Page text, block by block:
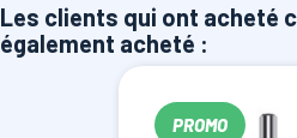
Les clients qui ont acheté
également acheté :
PROMO